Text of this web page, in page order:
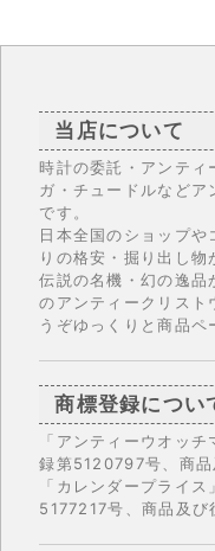
当店について
時計の委託・アンティ
ガ・チュードルなど
です。
日本全国のショップ
りの格安・掘り出し物
伝説の名機・幻の逸品
のアンティークリスト
うぞゆっくりと商品ペ
商標登録につい
「アンティーウオッ
録第5120797号、商
「カレンダープライ
5177217号、商品及